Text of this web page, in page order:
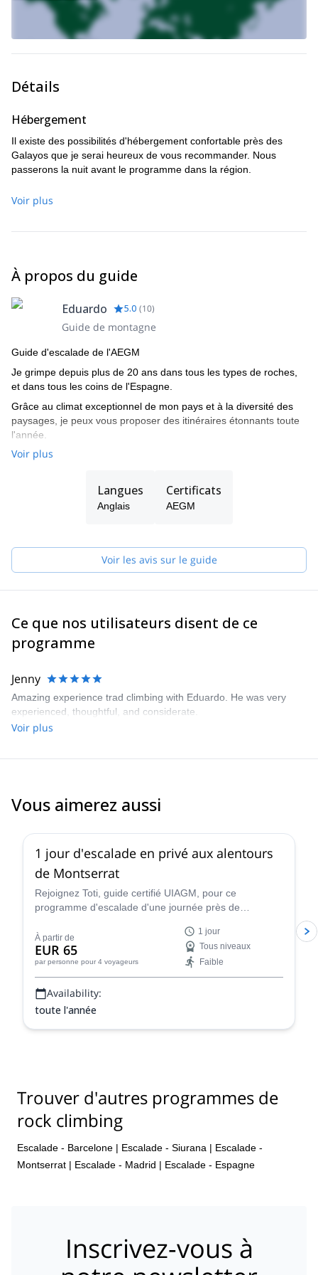
Détails
Hébergement
Il existe des possibilités d'hébergement confortable près des
Galayos que je serai heureux de vous recommander. Nous
passerons la nuit avant le programme dans la région.
Voir plus
À propos du guide
Eduardo 5.0 (10)
Guide de montagne
Guide d'escalade de l'AEGM
Je grimpe depuis plus de 20 ans dans tous les types de roches,
et dans tous les coins de l'Espagne.
Grâce au climat exceptionnel de mon pays et à la diversité des
paysages, je peux vous proposer des itinéraires étonnants toute
l'année.
Dites-moi simplement quel type d'escalade vous recherchez et je
Voir plus
Langues
Anglais
Certificats
AEGM
Voir les avis sur le guide
Ce que nos utilisateurs disent de ce
programme
Jenny
Amazing experience trad climbing with Eduardo. He was very
experienced, thoughtful, and considerate.
Voir plus
Vous aimerez aussi
1 jour d'escalade en privé aux alentours
de Montserrat
Rejoignez Toti, guide certifié UIAGM, pour ce
programme d'escalade d'une journée près de
simples ou en grandes voies à Montserrat !
À partir de
EUR 65
par personne pour 4 voyageurs
1 jour
Tous niveaux
Faible
Availability:
toute l'année
Trouver d'autres programmes de
rock climbing
Escalade - Barcelone | Escalade - Siurana | Escalade -
Montserrat | Escalade - Madrid | Escalade - Espagne
Inscrivez-vous à